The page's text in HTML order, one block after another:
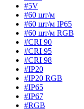
#5V
#60 шт/м
#60 шт/м IP65
#60 шт/м RGB
#CRI 90
#CRI 95
#CRI 98
#IP20
#IP20 RGB
#IP65
#IP67
#RGB